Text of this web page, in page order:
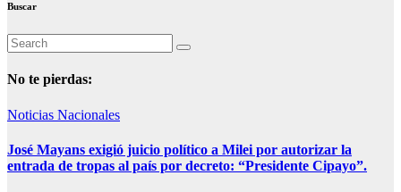
Buscar
No te pierdas:
Noticias Nacionales
José Mayans exigió juicio político a Milei por autorizar la
entrada de tropas al país por decreto: “Presidente Cipayo”.